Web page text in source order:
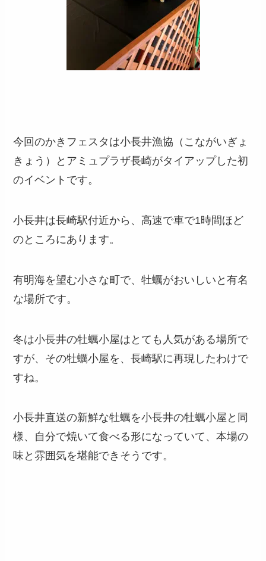
今回のかきフェスタは小長井漁協（こながいぎょ
きょう）とアミュプラザ長崎がタイアップした初
のイベントです。
小長井は長崎駅付近から、高速で車で1時間ほど
のところにあります。
有明海を望む小さな町で、牡蠣がおいしいと有名
な場所です。
冬は小長井の牡蠣小屋はとても人気がある場所で
すが、その牡蠣小屋を、長崎駅に再現したわけで
すね。
小長井直送の新鮮な牡蠣を小長井の牡蠣小屋と同
様、自分で焼いて食べる形になっていて、本場の
味と雰囲気を堪能できそうです。